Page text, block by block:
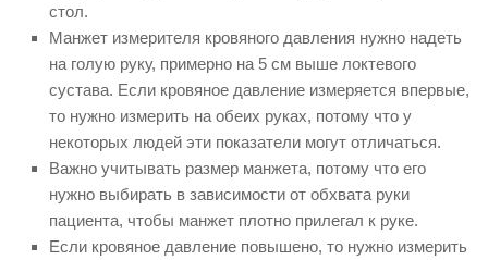
стол.
Манжет измерителя кровяного давления нужно надеть
на голую руку, примерно на 5 см выше локтевого
сустава. Если кровяное давление измеряется впервые,
то нужно измерить на обеих руках, потому что у
некоторых людей эти показатели могут отличаться.
Важно учитывать размер манжета, потому что его
нужно выбирать в зависимости от обхвата руки
пациента, чтобы манжет плотно прилегал к руке.
Если кровяное давление повышено, то нужно измерить